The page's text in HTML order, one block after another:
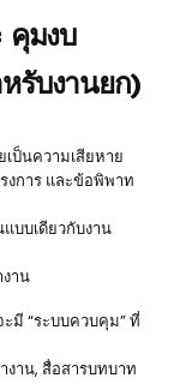
คุมงบ
รับงานยก)
เป็นความเสียหาย
งการ และข้อพิพาท
บบเดียวกับงาน
าน
มี “ระบบควบคุม” ที่
าน, สื่อสารบทบาท